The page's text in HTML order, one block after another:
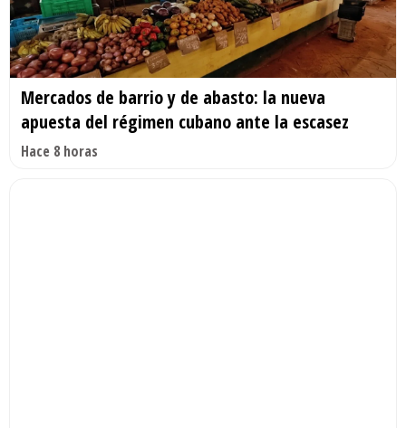
Mercados de barrio y de abasto: la nueva
apuesta del régimen cubano ante la escasez
Hace 8 horas